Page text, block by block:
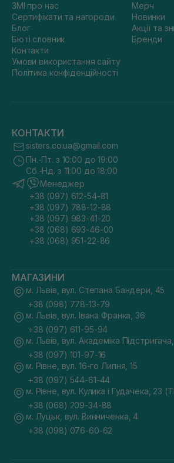
ЗМІ про нас
Сертифікати та нагороди
Блог
Бюті словник
Контакти
Умови використання сайту
Політика конфіденційності
Мерч
Новинки
Акції та
Бренди
КОНТАКТИ
sisters.co.ua@gmail.com
Пн.-Пт. з 10:00 до 19:00
Сб.-Нд. з 11:00 до 18:00
Менеджер
+38 (097) 612-54-81
+38 (097) 788-12-88
+38 (097) 983-41-20
+38 (068) 693-46-00
+38 (068) 951-22-86
МАГАЗИНИ
м. Львів, вул. Степана Бандери, 45
+38 (098) 778-13-79
м. Львів, вул. Івана Франка, 36
+38 (097) 611-95-94
м. Львів, вул. Академіка
+38 (097) 101-97-16
м. Рівне, вул. 16-го Липня, 15
+38 (097) 544-61-44
м. Рівне, вул. Кулика і Гудачека, 23
+38 (068) 209-34-88
м. Луцьк, вул. Винниченка, 4
+38 (098) 076-60-62